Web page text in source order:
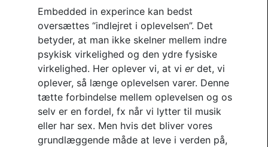
Embedded in experince kan bedst
oversættes “indlejret i oplevelsen”. Det
betyder, at man ikke skelner mellem indre
psykisk virkelighed og den ydre fysiske
virkelighed. Her oplever vi, at vi er det, vi
oplever, så længe oplevelsen varer. Denne
tætte forbindelse mellem oplevelsen og os
selv er en fordel, fx når vi lytter til musik
eller har sex. Men hvis det bliver vores
grundlæggende måde at leve i verden på,